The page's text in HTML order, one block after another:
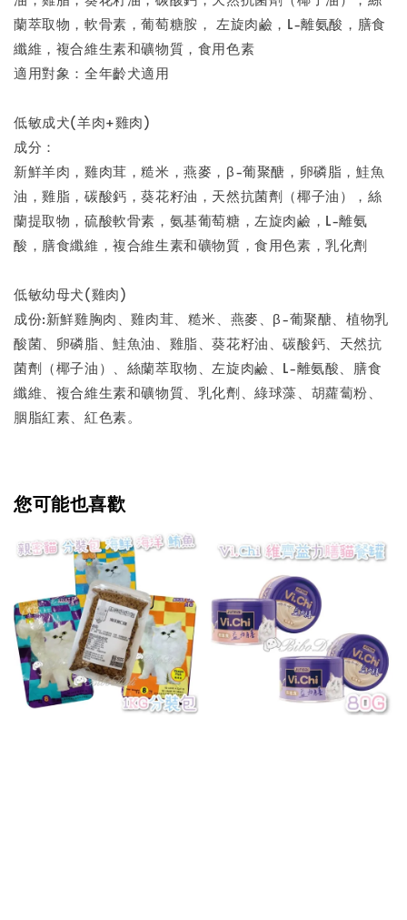
蘭萃取物，軟骨素，葡萄糖胺， 左旋肉鹼，L-離氨酸，膳食
纖維，複合維生素和礦物質，食用色素
適用對象：全年齡犬適用
低敏成犬(羊肉+雞肉)
成分：
新鮮羊肉，雞肉茸，糙米，燕麥，β-葡聚醣，卵磷脂，鮭魚
油，雞脂，碳酸鈣，葵花籽油，天然抗菌劑（椰子油），絲
蘭提取物，硫酸軟骨素，氨基葡萄糖，左旋肉鹼，L-離氨
酸，膳食纖維，複合維生素和礦物質，食用色素，乳化劑
低敏幼母犬(雞肉)
成份:新鮮雞胸肉、雞肉茸、糙米、燕麥、β-葡聚醣、植物乳
酸菌、卵磷脂、鮭魚油、雞脂、葵花籽油、碳酸鈣、天然抗
菌劑（椰子油）、絲蘭萃取物、左旋肉鹼、L-離氨酸、膳食
纖維、複合維生素和礦物質、乳化劑、綠球藻、胡蘿蔔粉、
胭脂紅素、紅色素。
您可能也喜歡